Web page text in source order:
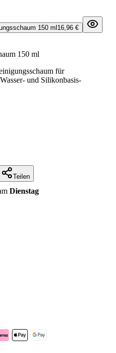
150 ml 16,96 €
150 ml
für
und Silikonbasis-
Teilen
Dienstag